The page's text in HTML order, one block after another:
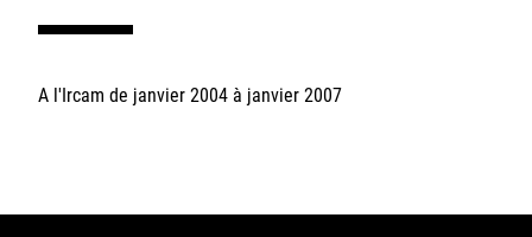
Ircam
CNRS
A l'Ircam de janvier 2004 à janvier 2007